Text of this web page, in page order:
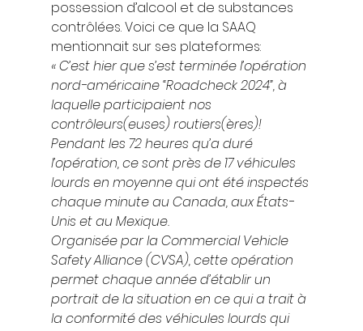
possession d’alcool et de substances
contrôlées. Voici ce que la SAAQ
mentionnait sur ses plateformes:
« C’est hier que s’est terminée l’opération
nord-américaine “Roadcheck 2024”, à
laquelle participaient nos
contrôleurs(euses) routiers(ères)!
Pendant les 72 heures qu’a duré
l’opération, ce sont près de 17 véhicules
lourds en moyenne qui ont été inspectés
chaque minute au Canada, aux États-
Unis et au Mexique.
Organisée par la Commercial Vehicle
Safety Alliance (CVSA), cette opération
permet chaque année d’établir un
portrait de la situation en ce qui a trait à
la conformité des véhicules lourds qui